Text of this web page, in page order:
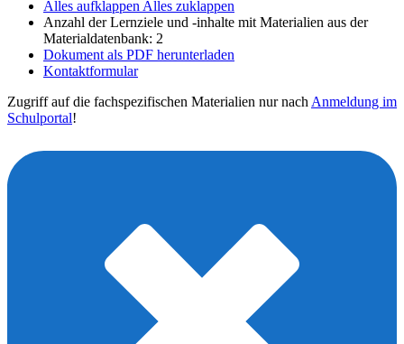
Alles aufklappen Alles zuklappen
Anzahl der Lernziele und -inhalte mit Materialien aus der
Materialdatenbank: 2
Dokument als PDF herunterladen
Kontaktformular
Zugriff auf die fachspezifischen Materialien nur nach Anmeldung im
Schulportal!